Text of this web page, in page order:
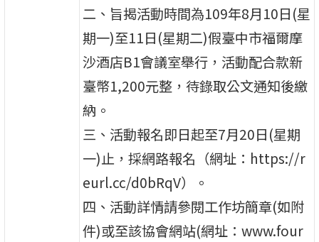
二、旨揭活動時間為109年8月10日(星
期一)至11日(星期二)假臺中市福爾摩
沙酒店B1會議室舉行，活動配合款新
臺幣1,200元整，待錄取公文通知後繳
納。
三、活動報名即日起至7月20日(星期
一)止，採網路報名（網址：https://r
eurl.cc/d0bRqV）。
四、活動詳情請參閱工作坊簡章(如附
件)或至該協會網站(網址：www.four